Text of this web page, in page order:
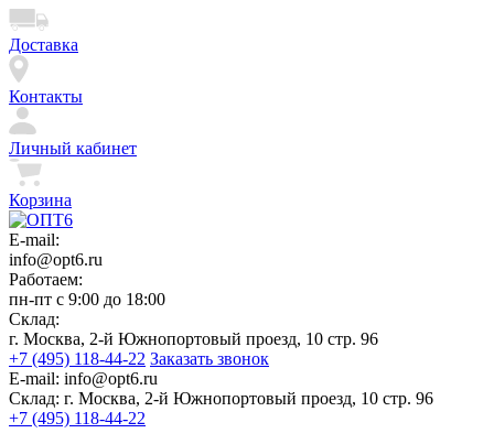
Доставка
Контакты
Личный кабинет
Корзина
E-mail:
info@opt6.ru
Работаем:
пн-пт с 9:00 до 18:00
Склад:
г. Москва, 2-й Южнопортовый проезд, 10 стр. 96
+7 (495) 118-44-22 Заказать звонок
E-mail: info@opt6.ru
Склад: г. Москва, 2-й Южнопортовый проезд, 10 стр. 96
+7 (495) 118-44-22